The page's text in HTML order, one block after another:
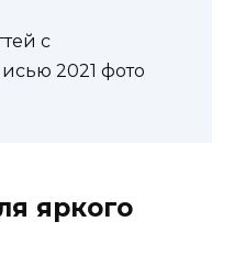
с
2021 фото
яркого